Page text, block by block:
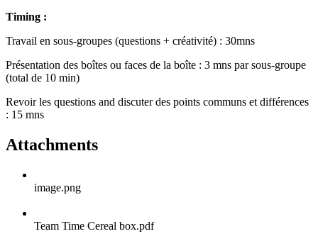
Timing :
Travail en sous-groupes (questions + créativité) : 30mns
Présentation des boîtes ou faces de la boîte : 3 mns par sous-groupe
(total de 10 min)
Revoir les questions and discuter des points communs et différences
: 15 mns
Attachments
image.png
Team Time Cereal box.pdf